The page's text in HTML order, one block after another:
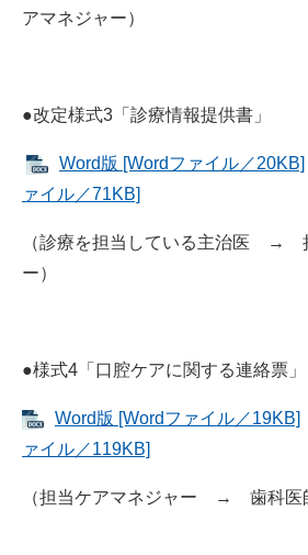
アマネジャー）
●改定様式3「診療情報提供書」
Word版 [Wordファイル／20KB]
ァイル／71KB]
（診療を担当している主治医 →
ー）
●様式4「口腔ケアに関する連絡票」
Word版 [Wordファイル／19KB]
ァイル／119KB]
（担当ケアマネジャー → 歯科医